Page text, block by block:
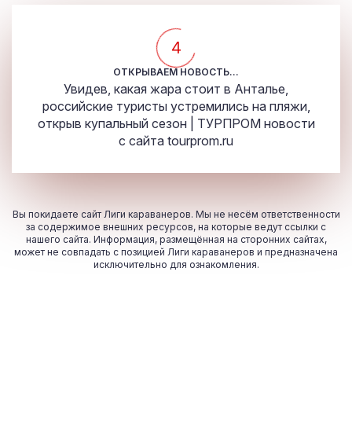
3
ОТКРЫВАЕМ НОВОСТЬ...
Увидев, какая жара стоит в Анталье,
российские туристы устремились на пляжи,
открыв купальный сезон | ТУРПРОМ новости
с сайта tourprom.ru
Вы покидаете сайт Лиги караванеров. Мы не несём ответственности
за содержимое внешних ресурсов, на которые ведут ссылки с
нашего сайта. Информация, размещённая на сторонних сайтах,
может не совпадать с позицией Лиги караванеров и предназначена
исключительно для ознакомления.